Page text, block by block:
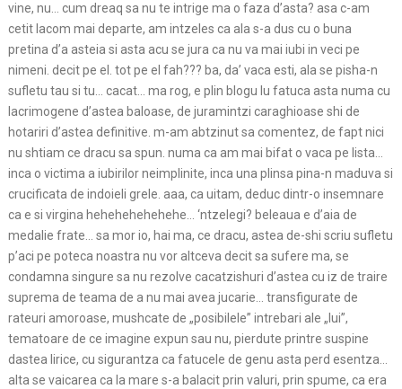
vine, nu… cum dreaq sa nu te intrige ma o faza d’asta? asa c-am
cetit lacom mai departe, am intzeles ca ala s-a dus cu o buna
pretina d’a asteia si asta acu se jura ca nu va mai iubi in veci pe
nimeni. decit pe el. tot pe el fah??? ba, da’ vaca esti, ala se pisha-n
sufletu tau si tu… cacat… ma rog, e plin blogu lu fatuca asta numa cu
lacrimogene d’astea baloase, de juramintzi caraghioase shi de
hotariri d’astea definitive. m-am abtzinut sa comentez, de fapt nici
nu shtiam ce dracu sa spun. numa ca am mai bifat o vaca pe lista…
inca o victima a iubirilor neimplinite, inca una plinsa pina-n maduva si
crucificata de indoieli grele. aaa, ca uitam, deduc dintr-o insemnare
ca e si virgina hehehehehehehe… ‘ntzelegi? beleaua e d’aia de
medalie frate… sa mor io, hai ma, ce dracu, astea de-shi scriu sufletu
p’aci pe poteca noastra nu vor altceva decit sa sufere ma, se
condamna singure sa nu rezolve cacatzishuri d’astea cu iz de traire
suprema de teama de a nu mai avea jucarie… transfigurate de
rateuri amoroase, mushcate de „posibilele” intrebari ale „lui”,
tematoare de ce imagine expun sau nu, pierdute printre suspine
dastea lirice, cu sigurantza ca fatucele de genu asta perd esentza…
alta se vaicarea ca la mare s-a balacit prin valuri, prin spume, ca era